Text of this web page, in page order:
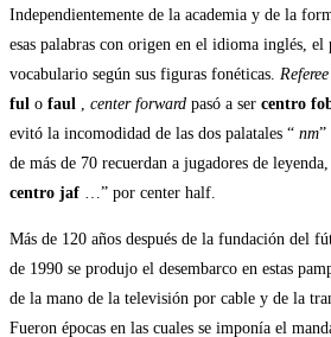
Independientemente de la academia y de la
esas palabras con origen en el idioma inglés,
vocabulario según sus figuras fonéticas. Referee
ful o faul , center forward pasó a ser centro
evitó la incomodidad de las dos palatales “ nm”
de más de 70 recuerdan a jugadores de
centro jaf …” por center half.
Más de 120 años después de la fundación del
de 1990 se produjo el desembarco en estas
de la mano de la televisión por cable y de la
Fueron épocas en las cuales se imponía el